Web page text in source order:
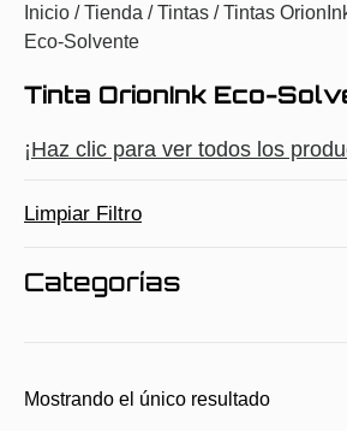
Inicio /Tienda /Tintas /Tintas
Eco-Solvente
Tinta OrionInk Eco-
¡Haz clic para ver todos los
Limpiar Filtro
Categorías
Mostrando el único resultado